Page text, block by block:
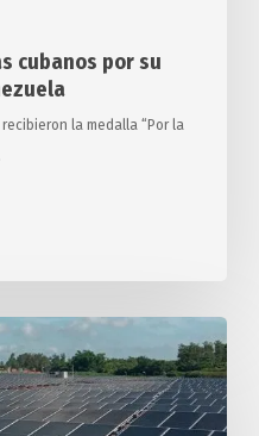
cubanos por su
la medalla “Por la